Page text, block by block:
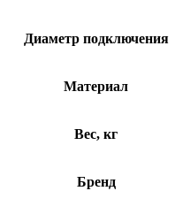
Диаметр подключения
Материал
Вес, кг
Бренд